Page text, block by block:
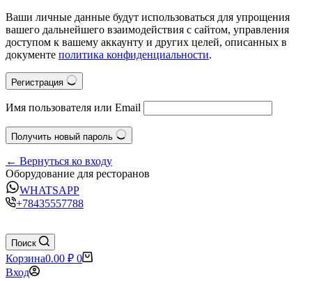
Ваши личные данные будут использоваться для упрощения
вашего дальнейшего взаимодействия с сайтом, управления
доступом к вашему аккаунту и других целей, описанных в
документе политика конфиденциальности.
Регистрация
Имя пользователя или Email
Получить новый пароль
← Вернуться ко входу
Оборудование для ресторанов
WHATSAPP
+78435557788
Поиск
Корзина0.00 ₽ 0
Вход